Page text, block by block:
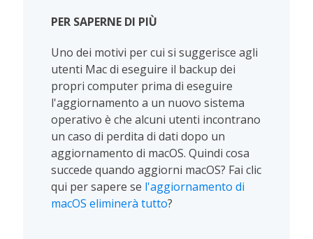
PER SAPERNE DI PIÙ
Uno dei motivi per cui si suggerisce agli
utenti Mac di eseguire il backup dei
propri computer prima di eseguire
l'aggiornamento a un nuovo sistema
operativo è che alcuni utenti incontrano
un caso di perdita di dati dopo un
aggiornamento di macOS. Quindi cosa
succede quando aggiorni macOS? Fai clic
qui per sapere se l'aggiornamento di
macOS eliminerà tutto?